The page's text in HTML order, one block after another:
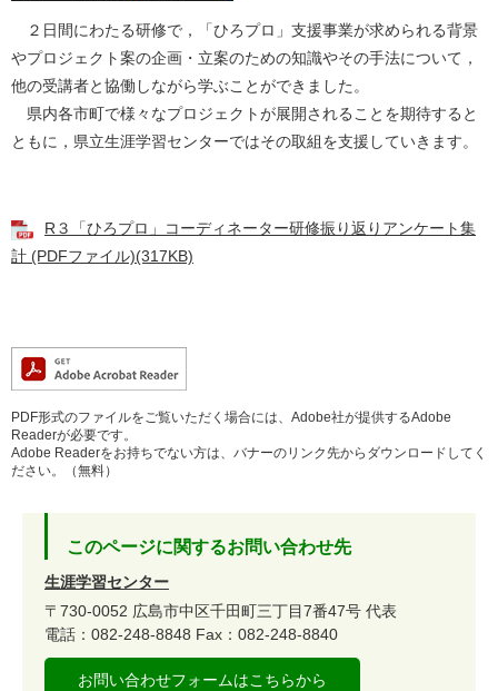
２日間にわたる研修で，「ひろプロ」支援事業が求められる背景
やプロジェクト案の企画・立案のための知識やその手法について，
他の受講者と協働しながら学ぶことができました。
県内各市町で様々なプロジェクトが展開されることを期待すると
ともに，県立生涯学習センターではその取組を支援していきます。
R３「ひろプロ」コーディネーター研修振り返りアンケート集
計 (PDFファイル)(317KB)
PDF形式のファイルをご覧いただく場合には、Adobe社が提供するAdobe
Readerが必要です。
Adobe Readerをお持ちでない方は、バナーのリンク先からダウンロードしてく
ださい。（無料）
このページに関するお問い合わせ先
生涯学習センター
〒730-0052 広島市中区千田町三丁目7番47号 代表
電話：082-248-8848 Fax：082-248-8840
お問い合わせフォームはこちらから